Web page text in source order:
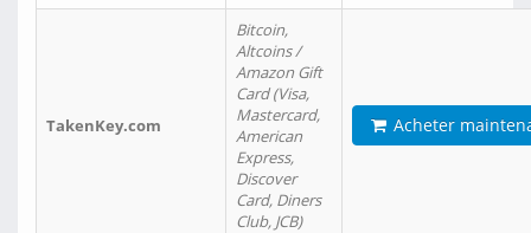
TakenKey.com
Bitcoin,
Altcoins /
Amazon Gift
Card (Visa,
Mastercard,
American
Express,
Discover
Card, Diners
Club, JCB)
Acheter